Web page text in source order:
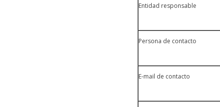
Entidad responsable
Persona de contacto
E-mail de contacto